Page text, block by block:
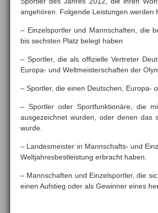
angehören. Folgende Leistungen werden
– Einzelsportler und Mannschaften, die
bis sechsten Platz belegt haben
– Sportler, die als offizielle Vertreter
Europa- und Weltmeisterschaften der
– Sportler, die einen Deutschen, Europa-
– Sportler oder Sportfunktionäre, die
ausgezeichnet wurden, oder denen das
wurde.
– Landesmeister in Mannschafts- und
Weltjahresbestleistung erbracht haben.
– Mannschaften und Einzelsportler, die
einen Aufstieg oder als Gewinner eines